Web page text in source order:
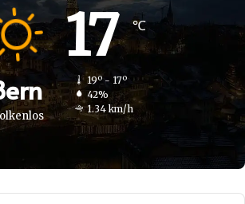
17℃
19º - 17º
42%
1.34 km/h